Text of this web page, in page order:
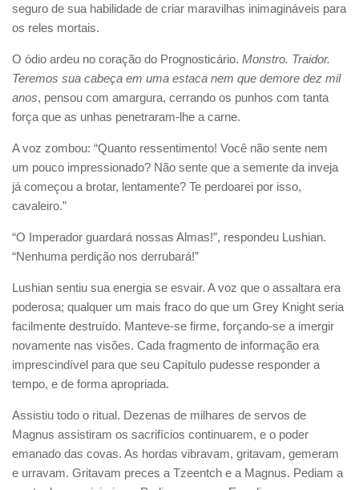
seguro de sua habilidade de criar maravilhas inimagináveis para
os reles mortais.
O ódio ardeu no coração do Prognosticário. Monstro. Traidor.
Teremos sua cabeça em uma estaca nem que demore dez mil
anos, pensou com amargura, cerrando os punhos com tanta
força que as unhas penetraram-lhe a carne.
A voz zombou: “Quanto ressentimento! Você não sente nem
um pouco impressionado? Não sente que a semente da inveja
já começou a brotar, lentamente? Te perdoarei por isso,
cavaleiro.”
“O Imperador guardará nossas Almas!”, respondeu Lushian.
“Nenhuma perdição nos derrubará!”
Lushian sentiu sua energia se esvair. A voz que o assaltara era
poderosa; qualquer um mais fraco do que um Grey Knight seria
facilmente destruído. Manteve-se firme, forçando-se a imergir
novamente nas visões. Cada fragmento de informação era
imprescindível para que seu Capítulo pudesse responder a
tempo, e de forma apropriada.
Assistiu todo o ritual. Dezenas de milhares de servos de
Magnus assistiram os sacrifícios continuarem, e o poder
emanado das covas. As hordas vibravam, gritavam, gemeram
e urravam. Gritavam preces a Tzeentch e a Magnus. Pediam a